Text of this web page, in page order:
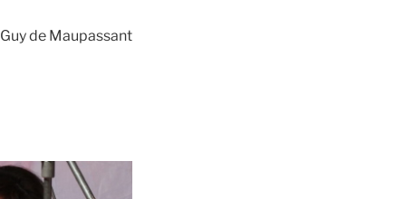
Guy de Maupassant